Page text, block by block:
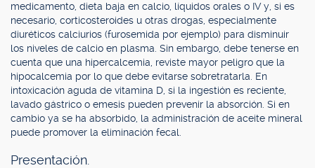
medicamento, dieta baja en calcio, líquidos orales o IV y, si es
necesario, corticosteroides u otras drogas, especialmente
diuréticos calciurios (furosemida por ejemplo) para disminuir
los niveles de calcio en plasma. Sin embargo, debe tenerse en
cuenta que una hipercalcemia, reviste mayor peligro que la
hipocalcemia por lo que debe evitarse sobretratarla. En
intoxicación aguda de vitamina D, si la ingestión es reciente,
lavado gástrico o emesis pueden prevenir la absorción. Si en
cambio ya se ha absorbido, la administración de aceite mineral
puede promover la eliminación fecal.
Presentación.